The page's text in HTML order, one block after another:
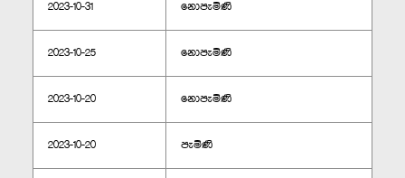
2023-10-31 නොපැමිණි
2023-10-25 නොපැමිණි
2023-10-20 නොපැමිණි
2023-10-20 පැමිණි